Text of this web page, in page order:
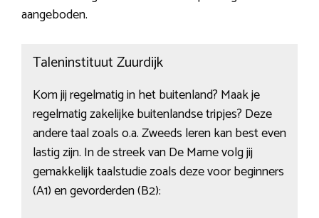
aangeboden.
Taleninstituut Zuurdijk
Kom jij regelmatig in het buitenland? Maak je
regelmatig zakelijke buitenlandse tripjes? Deze
andere taal zoals o.a. Zweeds leren kan best even
lastig zijn. In de streek van De Marne volg jij
gemakkelijk taalstudie zoals deze voor beginners
(A1) en gevorderden (B2):